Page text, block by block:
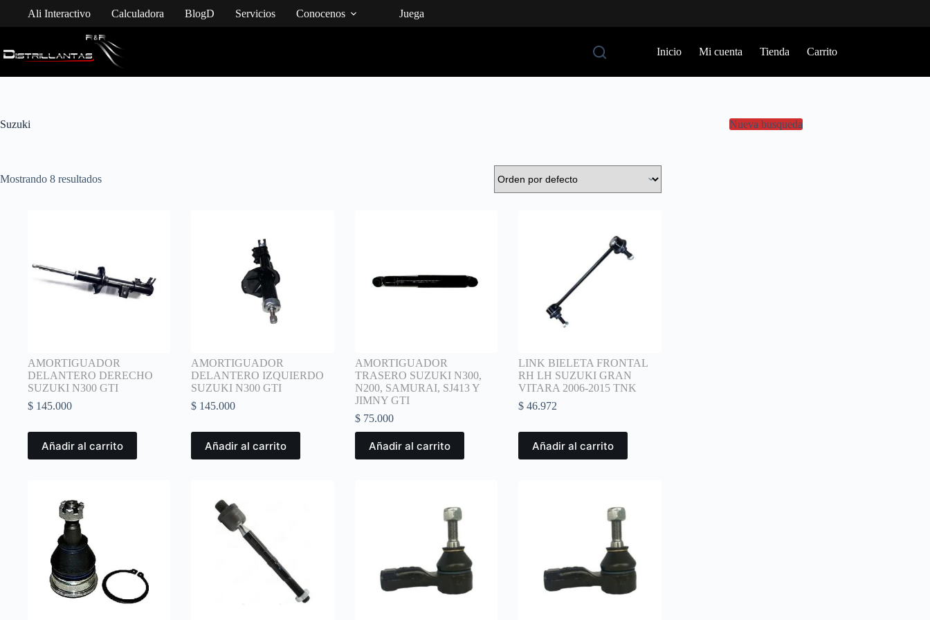
Ali Interactivo Calculadora BlogD Servicios Conocenos Juega
Inicio Mi cuenta Tienda Carrito
Suzuki
Mostrando 8 resultados
AMORTIGUADOR
DELANTERO DERECHO
SUZUKI N300 GTI
$ 145.000
Añadir al carrito
AMORTIGUADOR
DELANTERO IZQUIERDO
SUZUKI N300 GTI
$ 145.000
Añadir al carrito
AMORTIGUADOR
TRASERO SUZUKI N300,
N200, SAMURAI, SJ413 Y
JIMNY GTI
$75.000
Añadir al carrito
LINK BIELETA FRONTAL
RH LH SUZUKI GRAN
VITARA 2006-2015 TNK
$ 46.972
Añadir al carrito
Nueva busqueda